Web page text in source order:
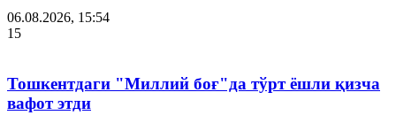
06.08.2026, 15:54
15
Тошкентдаги "Миллий боғ"да тўрт ёшли қизча
вафот этди